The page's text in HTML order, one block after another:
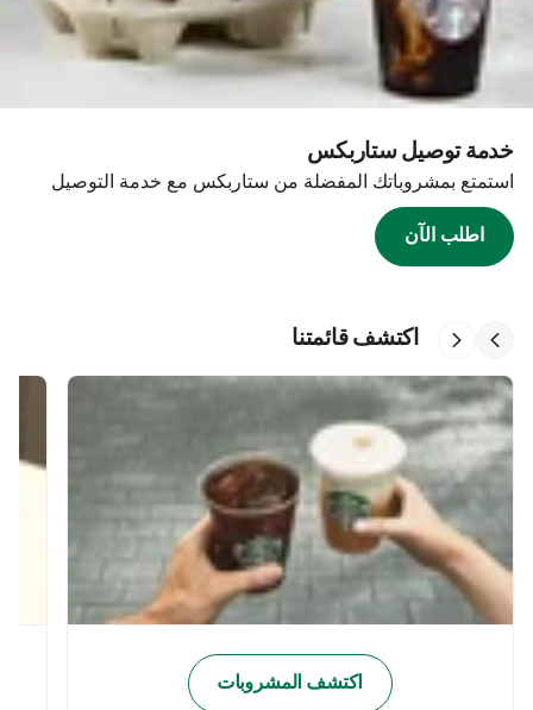
خدمة توصيل ستاربكس
استمتع بمشروباتك المفضلة من ستاربكس مع خدمة التوصيل
اطلب الآن
اكتشف قائمتنا
اكتشف المشروبات